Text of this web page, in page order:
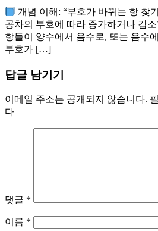
개념 이해: “부호가 바뀌는 항 찾
공차의 부호에 따라 증가하거나 감
항들이 양수에서 음수로, 또는 음수
부호가 […]
답글 남기기
이메일 주소는 공개되지 않습니다.
다
댓글 *
이름 *